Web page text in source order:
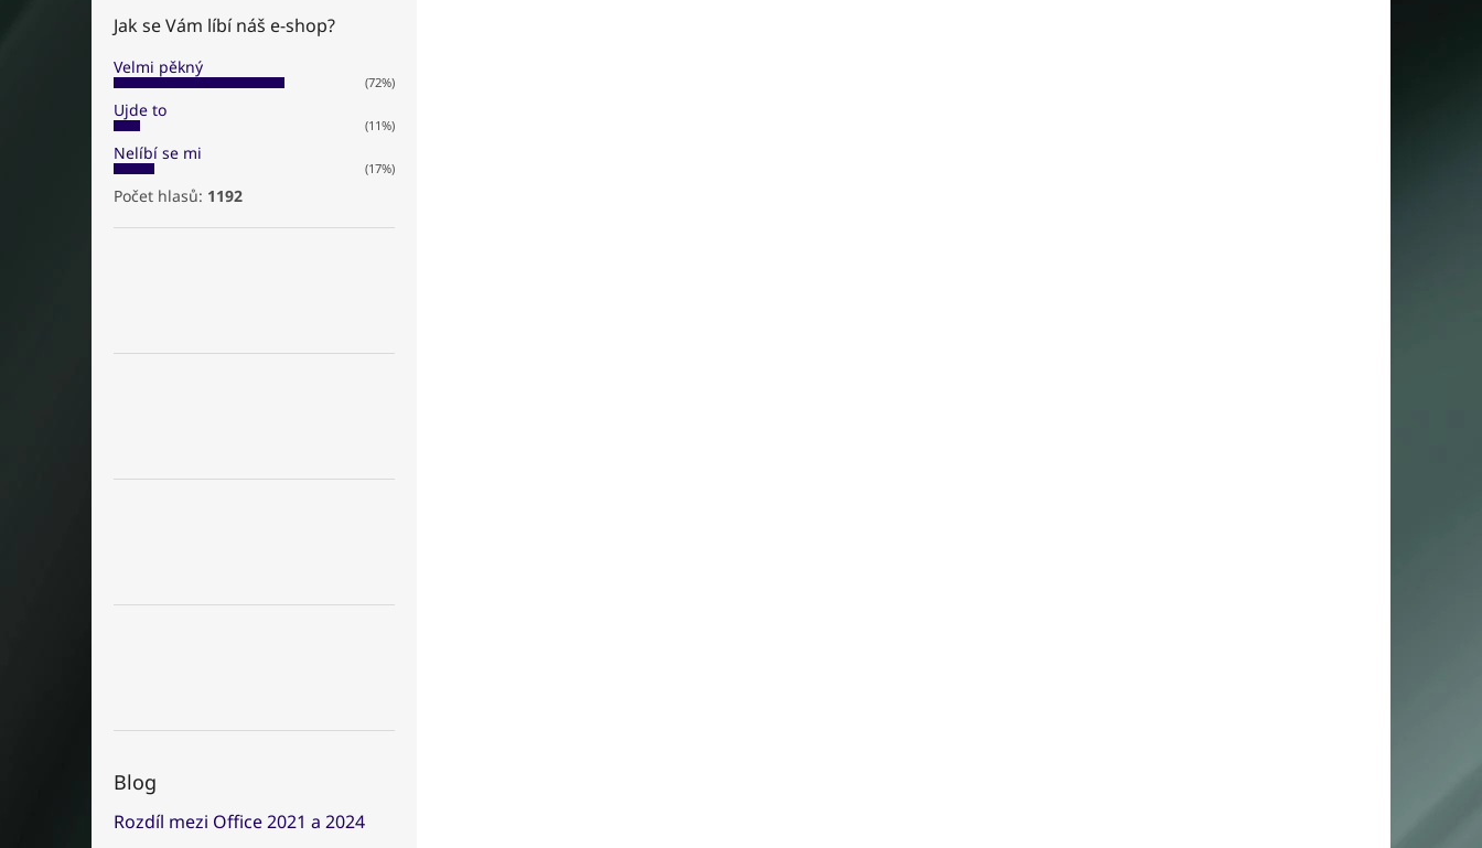
Jak se Vám líbí náš e-shop?
Velmi pěkný
(72%)
Ujde to
(11%)
Nelíbí se mi
(17%)
Počet hlasů: 1192
Blog
Rozdíl mezi Office 2021 a 2024